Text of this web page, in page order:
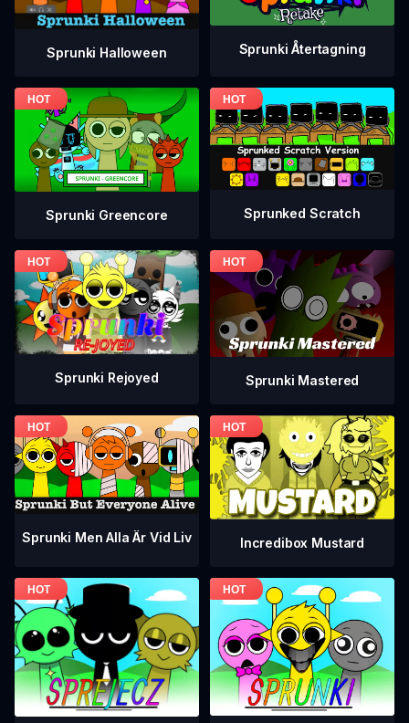
Sprunki Halloween Sprunki Återtagning
Sprunki Greencore Sprunked Scratch
Sprunki Rejoyed Sprunki Mastered
Sprunki Men Alla Är Vid Liv Incredibox Mustard